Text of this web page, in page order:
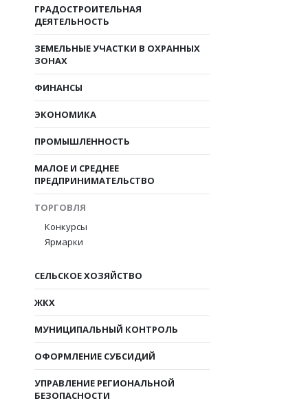
ГРАДОСТРОИТЕЛЬНАЯ
ДЕЯТЕЛЬНОСТЬ
ЗЕМЕЛЬНЫЕ УЧАСТКИ В ОХРАННЫХ
ЗОНАХ
ФИНАНСЫ
ЭКОНОМИКА
ПРОМЫШЛЕННОСТЬ
МАЛОЕ И СРЕДНЕЕ
ПРЕДПРИНИМАТЕЛЬСТВО
ТОРГОВЛЯ
Конкурсы
Ярмарки
СЕЛЬСКОЕ ХОЗЯЙСТВО
ЖКХ
МУНИЦИПАЛЬНЫЙ КОНТРОЛЬ
ОФОРМЛЕНИЕ СУБСИДИЙ
УПРАВЛЕНИЕ РЕГИОНАЛЬНОЙ
БЕЗОПАСНОСТИ